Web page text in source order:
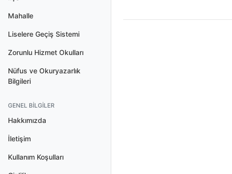
Mahalle
Liselere Geçiş Sistemi
Zorunlu Hizmet Okulları
Nüfus ve Okuryazarlık
Bilgileri
GENEL BILGILER
Hakkımızda
İletişim
Kullanım Koşulları